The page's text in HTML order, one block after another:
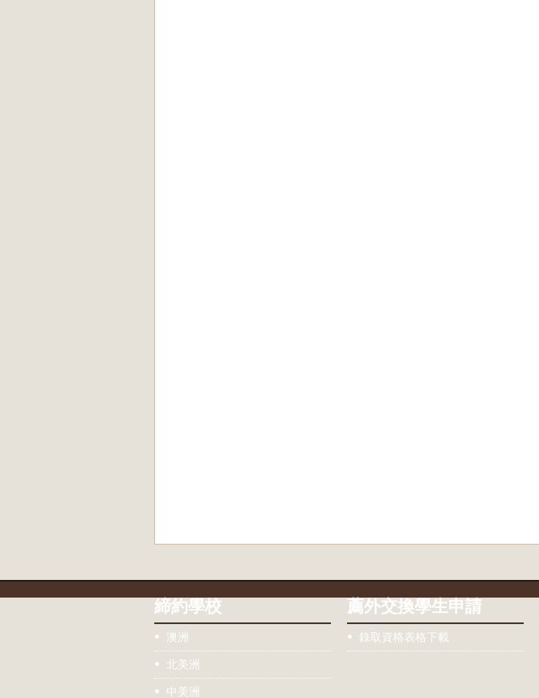
締約學校
澳洲
北美洲
中美洲
薦外交換學生申請
錄取資格表格下載